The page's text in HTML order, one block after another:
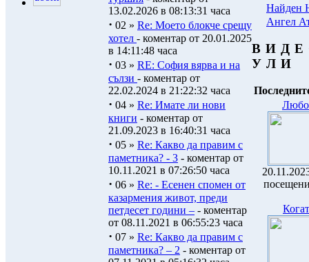
13.02.2026 в 08:13:31 часа
· 02 » Re: Моето блокче срещу
хотел - коментар от 20.01.2025
в 14:11:48 часа
· 03 » RE: София вярва и на
сълзи - коментар от
22.02.2024 в 21:22:32 часа
· 04 » Re: Имате ли нови
книги - коментар от
21.09.2023 в 16:40:31 часа
· 05 » Re: Какво да правим с
паметника? - 3 - коментар от
10.11.2021 в 07:26:50 часа
· 06 » Re: - Есенен спомен от
казармения живот, преди
петдесет години – - коментар
от 08.11.2021 в 06:55:23 часа
· 07 » Re: Какво да правим с
паметника? – 2 - коментар от
Найден
Ангел
В И Д
У Л И